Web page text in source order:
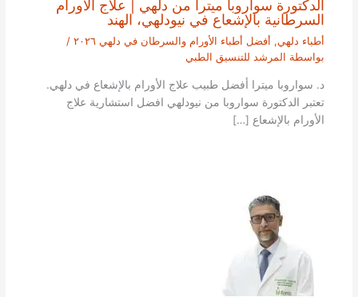
الدكتورة سواروبا ميترا من دلهي | علاج الأورام
السرطانية بالإشعاع في نيودلهي، الهند
أطباء دلهي, أفضل أطباء الأورام والسرطان في دلهي ٢٠٢٦
/
بواسطة المرشد للتنسيق الطبي
د. سواروبا ميترا أفضل طبيب علاج الأورام بالإشعاع في دلهي.
تعتبر الدكتورة سواروبا من نيودلهي افضل استشارية علاج
الأورام بالإشعاع […]